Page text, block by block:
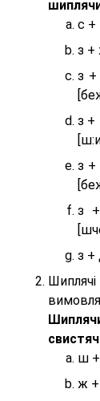
с +
з +
з
з +
з +
з
з +
ш +
ж +